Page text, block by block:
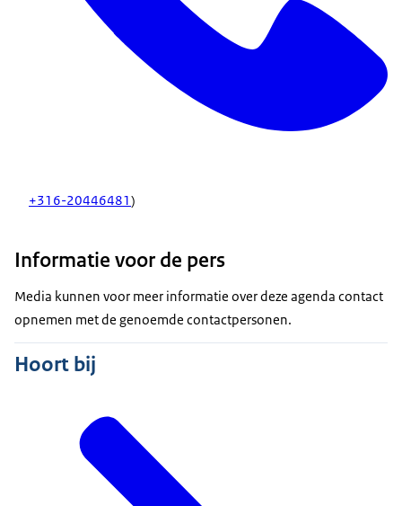
+316-20446481)
Informatie voor de pers
Media kunnen voor meer informatie over deze agenda contact
opnemen met de genoemde contactpersonen.
Hoort bij